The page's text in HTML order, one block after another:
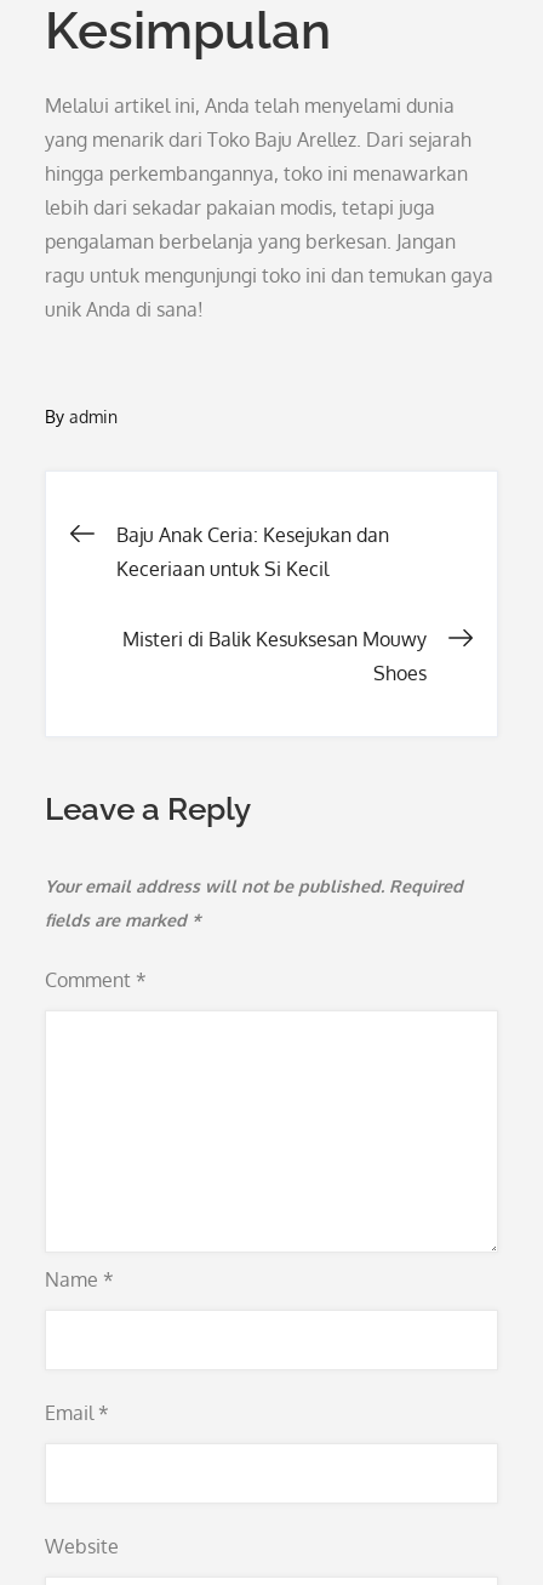
Kesimpulan
Melalui artikel ini, Anda telah menyelami dunia
yang menarik dari Toko Baju Arellez. Dari sejarah
hingga perkembangannya, toko ini menawarkan
lebih dari sekadar pakaian modis, tetapi juga
pengalaman berbelanja yang berkesan. Jangan
ragu untuk mengunjungi toko ini dan temukan gaya
unik Anda di sana!
Byadmin
Post
Baju Anak Ceria: Kesejukan dan
Keceriaan untuk Si Kecil
Misteri di Balik Kesuksesan Mouwy
Shoes
Leave a Reply
Your email address will not be published. Required
fields are marked *
Comment *
Name *
Email *
Website